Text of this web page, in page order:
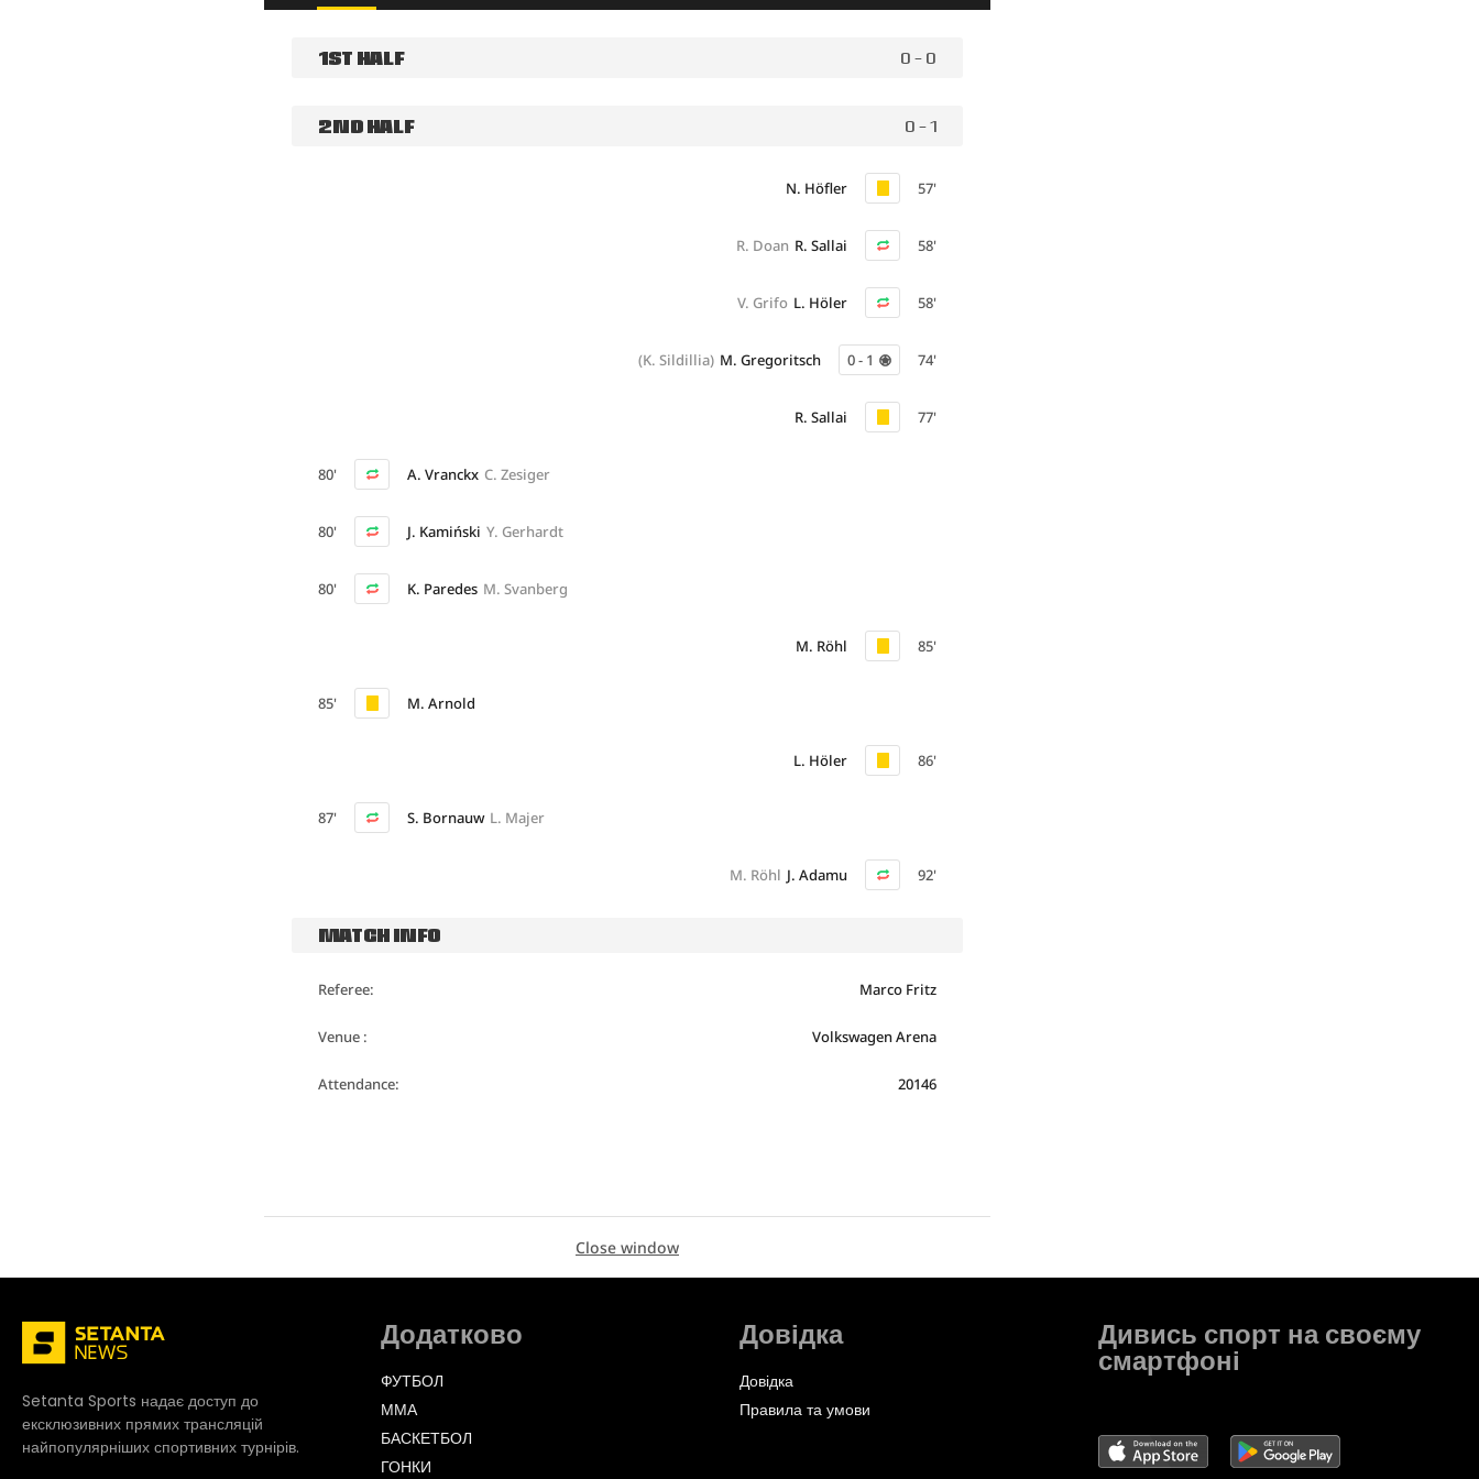
1ST HALF 0 - 0
2ND HALF 0 - 1
57'
N. Höfler
58'
R. Sallai
R. Doan
58'
L. Höler
V. Grifo
74'
0 - 1
M. Gregoritsch
(K. Sildillia)
77'
R. Sallai
80' A. Vranckx C. Zesiger
80' J. Kamiński Y. Gerhardt
80' K. Paredes M. Svanberg
85'
M. Röhl
85' M. Arnold
86'
L. Höler
87' S. Bornauw L. Majer
92'
J. Adamu
M. Röhl
MATCH INFO
Referee: Marco Fritz
Venue : Volkswagen Arena
Attendance: 20146
Close window
Setanta Sports надає доступ до
ексклюзивних прямих трансляцій
найпопулярніших спортивних турнірів.
Додатково
ФУТБОЛ
ММА
БАСКЕТБОЛ
ГОНКИ
Довідка
Довідка
Правила та умови
Дивись спорт на своєму
смартфоні